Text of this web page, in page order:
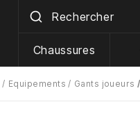
Chaussures
Equipements Gants joueurs